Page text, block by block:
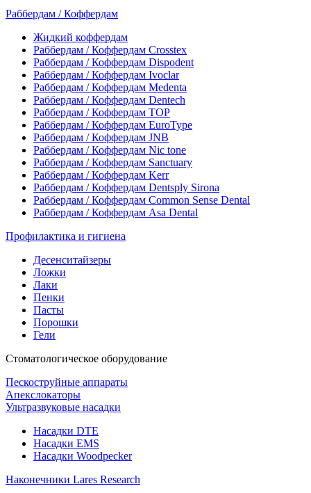
Раббердам / Коффердам
Жидкий коффердам
Раббердам / Коффердам Crosstex
Раббердам / Коффердам Dispodent
Раббердам / Коффердам Ivoclar
Раббердам / Коффердам Medenta
Раббердам / Коффердам Dentech
Раббердам / Коффердам ТОР
Раббердам / Коффердам EuroType
Раббердам / Коффердам JNB
Раббердам / Коффердам Nic tone
Раббердам / Коффердам Sanctuary
Раббердам / Коффердам Kerr
Раббердам / Коффердам Dentsply Sirona
Раббердам / Коффердам Common Sense Dental
Раббердам / Коффердам Asa Dental
Профилактика и гигиена
Десенситайзеры
Ложки
Лаки
Пенки
Пасты
Порошки
Гели
Стоматологическое оборудование
Пескоструйные аппараты
Апекслокаторы
Ультразвуковые насадки
Насадки DTE
Насадки EMS
Насадки Woodpecker
Наконечники Lares Research